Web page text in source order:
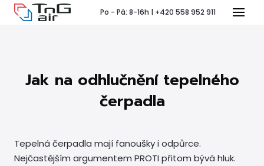
Menu
Po - Pá: 8-16h | +420 558 952 911
Jak na odhlučnění tepelného
čerpadla
Tepelná čerpadla mají fanoušky i odpůrce.
Nejčastějším argumentem PROTI přitom bývá hluk.